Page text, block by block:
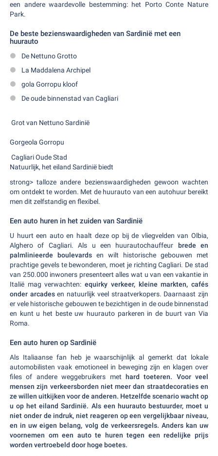
een andere waardevolle bestemming: het Porto Conte Nature
Park.
De beste bezienswaardigheden van Sardinië met een
huurauto
De Nettuno Grotto
La Maddalena Archipel
gola Gorropu kloof
De oude binnenstad van Cagliari
Grot van Nettuno Sardinië
Gorgeola Gorropu
Cagliari Oude Stad
Natuurlijk, het eiland Sardinië biedt
strong> talloze andere bezienswaardigheden gewoon wachten
om ontdekt te worden. Met de huurauto van een autohuur bereikt
men dit zelfstandig en flexibel.
Een auto huren in het zuiden van Sardinië
U huurt een auto en haalt deze op bij de vliegvelden van Olbia,
Alghero of Cagliari. Als u een huurautochauffeur brede en
palmlinieerde boulevards en wilt historische gebouwen met
prachtige gevels te bewonderen, moet je richting Cagliari. De stad
van 250.000 inwoners presenteert alles wat u van een vakantie in
Italië mag verwachten:equirky verkeer, kleine markten, cafés
onder arcadesen natuurlijk veel straatverkopers. Daarnaast zijn
er vele historische gebouwen te bezichtigen in de oude binnenstad
en kunt u het beste uw huurauto parkeren in de buurt van Via
Roma.
Een auto huren op Sardinië
Als Italiaanse fan heb je waarschijnlijk al gemerkt dat lokale
automobilisten vaak emotioneel in beweging zijn en klagen over
files of andere weggebruikers met hard toeteren. Voor veel
mensen zijn verkeersborden niet meer dan straatdecoraties en
ze willen uitkijken voor de anderen. Hetzelfde scenario wacht op
u op het eiland Sardinië. Als een huurauto bestuurder, moet u
niet onder de indruk, niet reageren op een vergelijkbaar niveau,
en in uw eigen belang, volg de verkeersregels. Anders kan uw
voornemen om een auto te huren tegen een redelijke prijs
worden vertroebeld door hoge boetes.